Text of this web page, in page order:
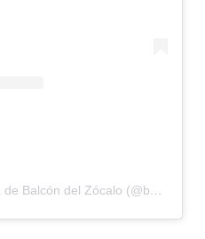
Una publicación compartida de Balcón del Zócalo (@balcondelzocalo)